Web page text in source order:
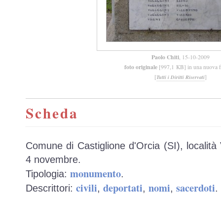
Paolo Chiti, 15-10-2009
foto originale [997,1 KB] in una nuova
[Tutti i Diritti Riservati]
Scheda
Comune di Castiglione d'Orcia (SI), località
4 novembre.
Tipologia: monumento.
Descrittori: civili, deportati, nomi, sacerdoti.